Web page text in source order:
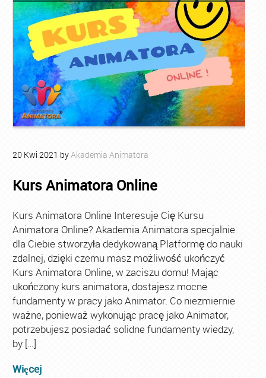
20 Kwi 2021 byAkademia Animatora
Kurs Animatora Online
Kurs Animatora Online Interesuje Cię Kursu
Animatora Online? Akademia Animatora specjalnie
dla Ciebie stworzyła dedykowaną Platformę do nauki
zdalnej, dzięki czemu masz możliwość ukończyć
Kurs Animatora Online, w zaciszu domu! Mając
ukończony kurs animatora, dostajesz mocne
fundamenty w pracy jako Animator. Co niezmiernie
ważne, ponieważ wykonując pracę jako Animator,
potrzebujesz posiadać solidne fundamenty wiedzy,
by […]
Więcej